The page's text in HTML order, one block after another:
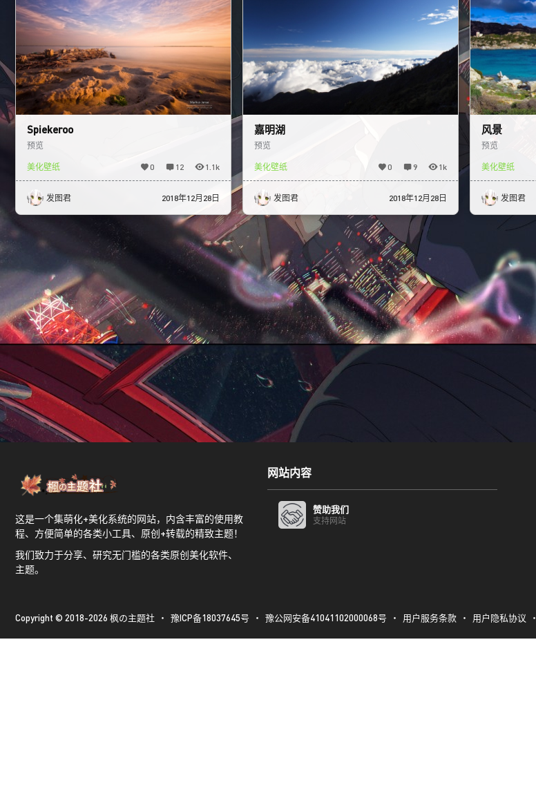
Spiekeroo
预览
美化壁纸 0 12 1.1k
发图君 2018年12月28日
嘉明湖
预览
美化壁纸 0 9 1k
发图君 2018年12月28日
风景
预览
美化壁纸
发图君
这是一个集萌化+美化系统的网站，内含丰富的使用教
程、方便简单的各类小工具、原创+转载的精致主题！
我们致力于分享、研究无门槛的各类原创美化软件、
主题。
网站内容
赞助我们
支持网站
Copyright © 2018-2026 枫の主题社 ・ 豫ICP备18037645号 ・ 豫公网安备41041102000068号 ・ 用户服务条款 ・ 用户隐私协议 ・